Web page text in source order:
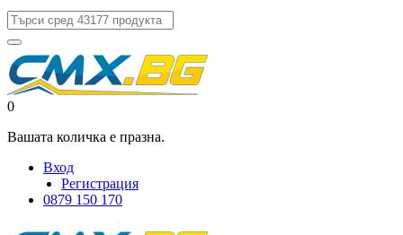
0
Вашата количка е празна.
Вход
Регистрация
0879 150 170